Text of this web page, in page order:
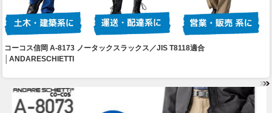
コーコス信岡 A-8173 ノータックスラックス／JIS T8118適合
│ANDARESCHIETTI